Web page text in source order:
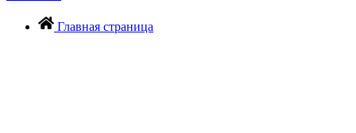
Главная страница